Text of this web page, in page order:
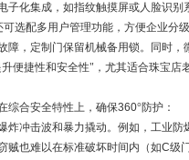
子化集成，如指纹触摸屏或人脸识
可选配多用户管理功能，方便企业分级
障，定制门保留机械备用锁。同时，
便捷性和安全性"，尤其适合珠宝店
综合安全特性上，确保360°防护：
炸冲击波和暴力撬动。例如，工业
贼也难以在标准破坏时间内（如C级